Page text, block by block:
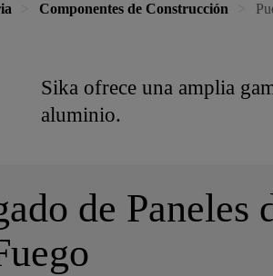
Componentes de Construcción
Sika ofrece una amplia
aluminio.
de Paneles